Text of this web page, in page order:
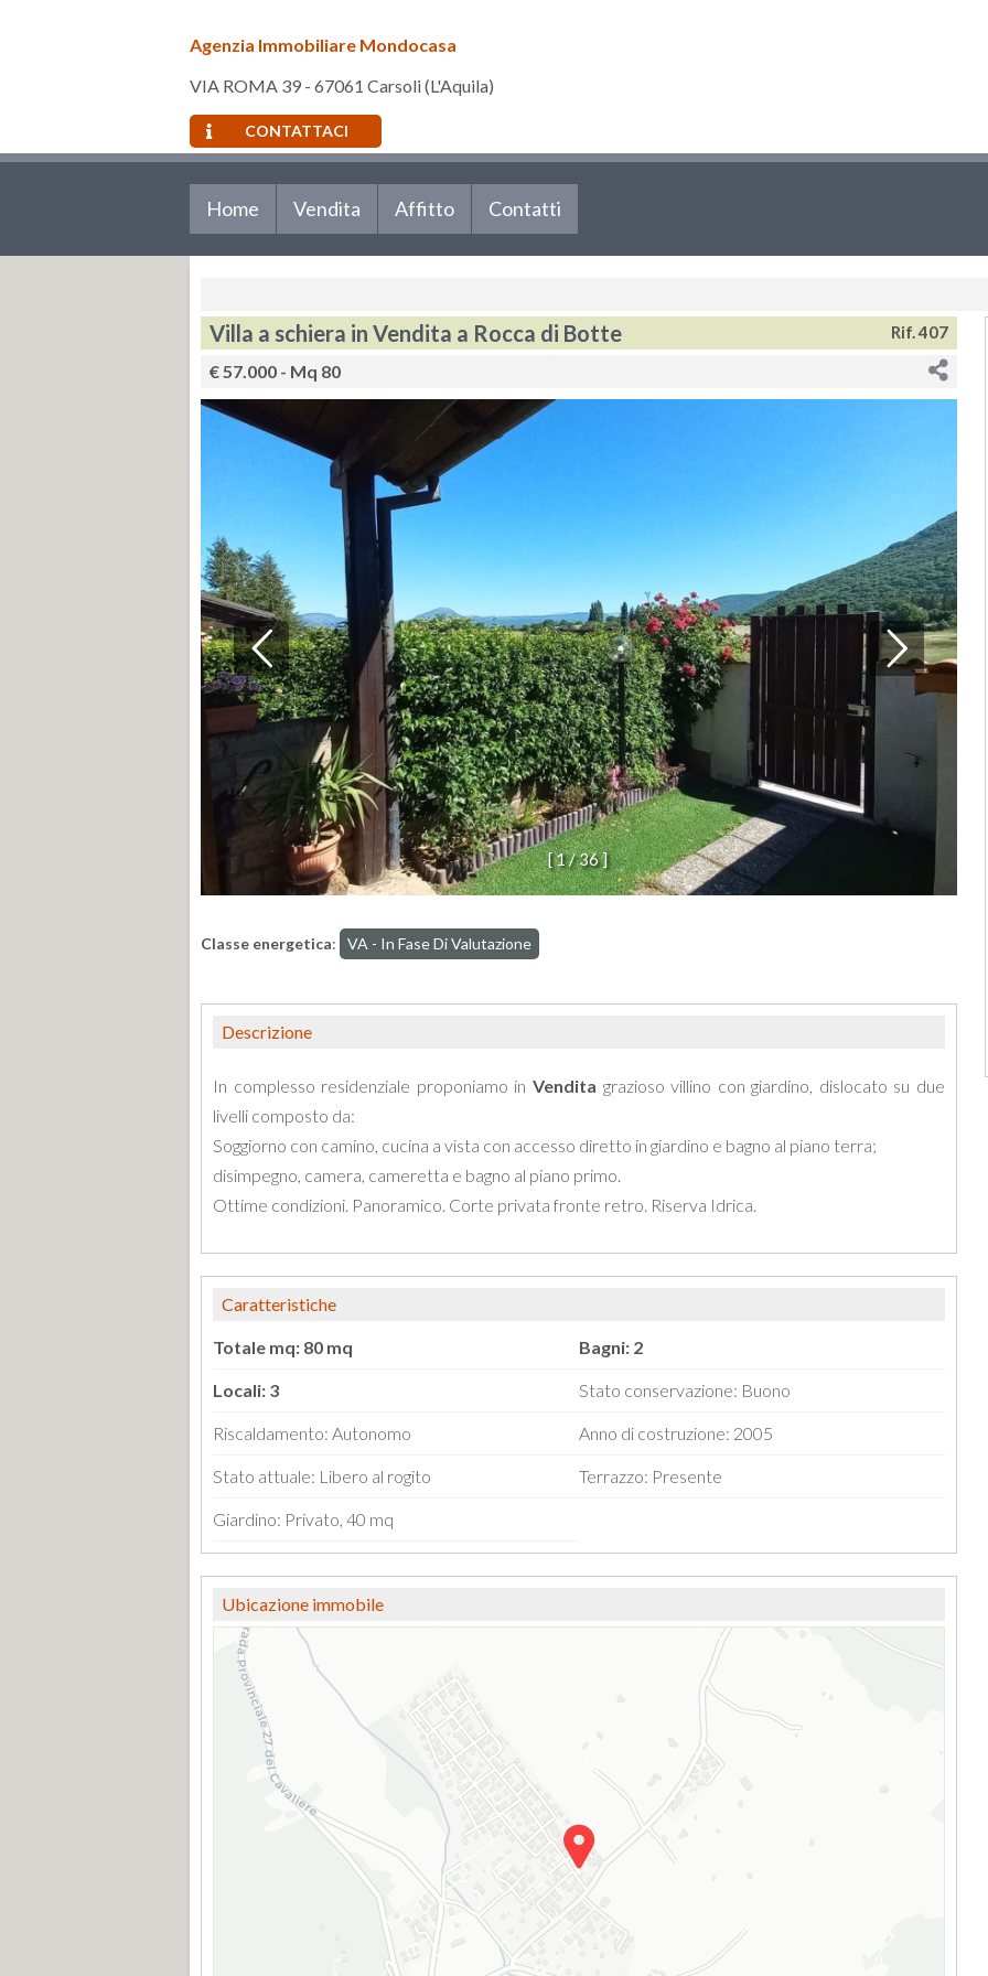
Agenzia Immobiliare Mondocasa
VIA ROMA 39 - 67061 Carsoli (L'Aquila)
CONTATTACI
Home Vendita Affitto Contatti
Villa a schiera in Vendita a Rocca di Botte Rif. 407
€ 57.000 - Mq 80
[1/36]
Classe energetica: VA - In Fase Di Valutazione
Descrizione
In complesso residenziale proponiamo in Vendita grazioso villino con giardino, dislocato su due
livelli composto da:
Soggiorno con camino, cucina a vista con accesso diretto in giardino e bagno al piano terra;
disimpegno, camera, cameretta e bagno al piano primo.
Ottime condizioni. Panoramico. Corte privata fronte retro. Riserva Idrica.
Caratteristiche
Totale mq: 80 mq Bagni: 2
Locali: 3 Stato conservazione: Buono
Riscaldamento: Autonomo Anno di costruzione: 2005
Stato attuale: Libero al rogito Terrazzo: Presente
Giardino: Privato, 40 mq
Ubicazione immobile